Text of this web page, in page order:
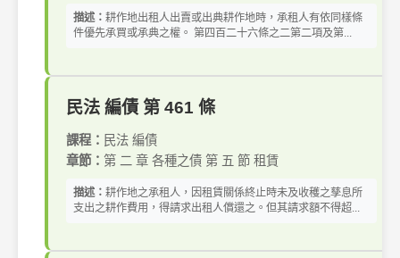
描述： 耕作地出租人出賣或出典耕作地時，承租人有依同樣條
件優先承買或承典之權。 第四百二十六條之二第二項及第...
民法 編債 第 461 條
課程： 民法 編債
章節： 第 二 章 各種之債 第 五 節 租賃
描述： 耕作地之承租人，因租賃關係終止時未及收穫之孳息所
支出之耕作費用，得請求出租人償還之。但其請求額不得超...